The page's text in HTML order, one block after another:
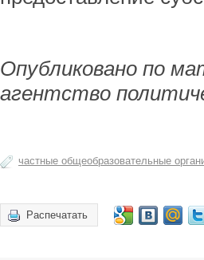
Опубликовано по
агентство
частные общеобразовательные
Распечатать